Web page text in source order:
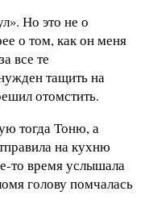
Но это не о
о том, как он меня
все те
тащить на
отомстить.
тогда Тоню, а
на кухню
то время услышала
голову помчалась